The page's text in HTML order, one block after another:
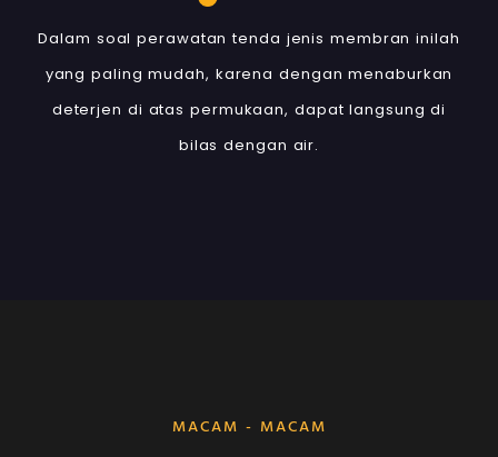
Dalam soal perawatan tenda jenis membran inilah
yang paling mudah, karena dengan menaburkan
deterjen di atas permukaan, dapat langsung di
bilas dengan air.
MACAM - MACAM